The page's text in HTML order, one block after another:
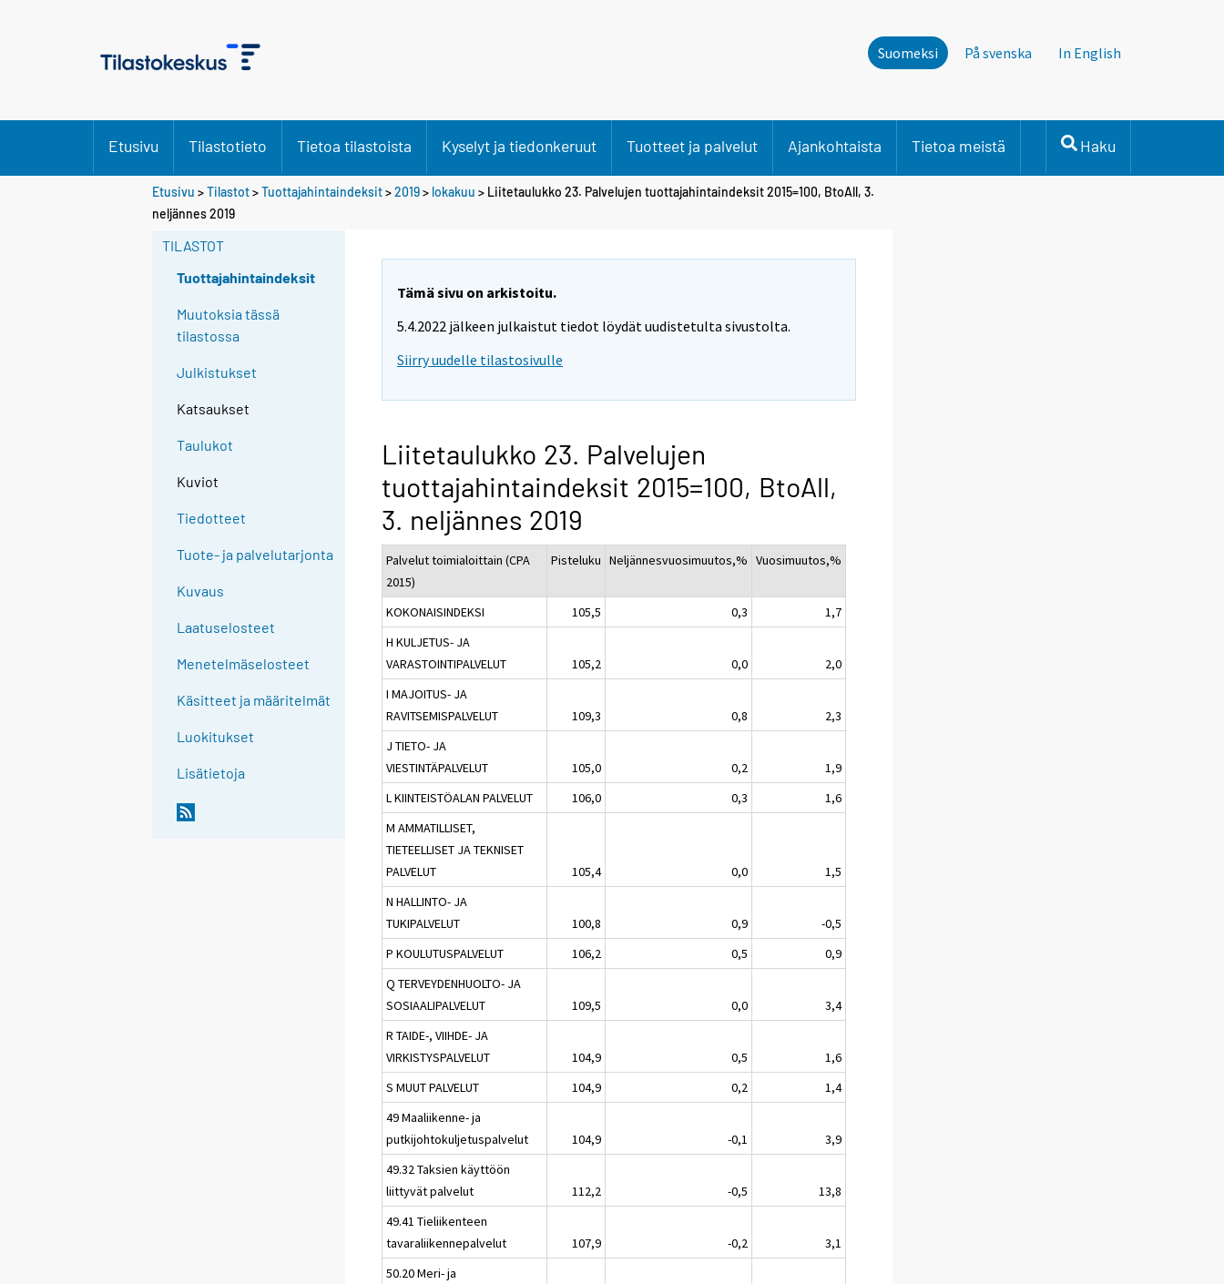
Suomeksi På svenska In English
Etusivu Tilastotieto Tietoa tilastoista Kyselyt ja tiedonkeruut Tuotteet ja palvelut Ajankohtaista Tietoa meistä Haku
Etusivu >Tilastot>Tuottajahintaindeksit>2019> lokakuu > Liitetaulukko 23. Palvelujen tuottajahintaindeksit 2015=100, BtoAll, 3.
neljännes 2019
TILASTOT
Tuottajahintaindeksit
Muutoksia tässä
tilastossa
Julkistukset
Katsaukset
Taulukot
Kuviot
Tiedotteet
Tuote- ja palvelutarjonta
Kuvaus
Laatuselosteet
Menetelmäselosteet
Käsitteet ja määritelmät
Luokitukset
Lisätietoja
Tämä sivu on arkistoitu.
5.4.2022 jälkeen julkaistut tiedot löydät uudistetulta sivustolta.
Siirry uudelle tilastosivulle
Liitetaulukko 23. Palvelujen
tuottajahintaindeksit 2015=100, BtoAll,
3. neljännes 2019
Palvelut toimialoittain (CPA
2015)
Pisteluku Neljännesvuosimuutos,% Vuosimuutos,%
KOKONAISINDEKSI 105,5 0,3
1,7
H KULJETUS- JA
VARASTOINTIPALVELUT
105,2 0,0
2,0
I MAJOITUS- JA
RAVITSEMISPALVELUT
109,3 0,8
2,3
J TIETO- JA
VIESTINTÄPALVELUT
105,0 0,2
1,9
L KIINTEISTÖALAN PALVELUT
106,0 0,3
1,6
M AMMATILLISET,
TIETEELLISET JA TEKNISET
PALVELUT
105,4 0,0
1,5
N HALLINTO- JA
TUKIPALVELUT
100,8 0,9
-0,5
P KOULUTUSPALVELUT
106,2 0,5
0,9
Q TERVEYDENHUOLTO- JA
SOSIAALIPALVELUT
109,5 0,0
3,4
R TAIDE-, VIIHDE- JA
VIRKISTYSPALVELUT
104,9 0,5
1,6
S MUUT PALVELUT
104,9 0,2
1,4
49 Maaliikenne- ja
putkijohtokuljetuspalvelut
104,9 -0,1
3,9
49.32 Taksien käyttöön
liittyvät palvelut
112,2 -0,5
13,8
49.41 Tieliikenteen
tavaraliikennepalvelut
107,9 -0,2
3,1
50.20 Meri- ja